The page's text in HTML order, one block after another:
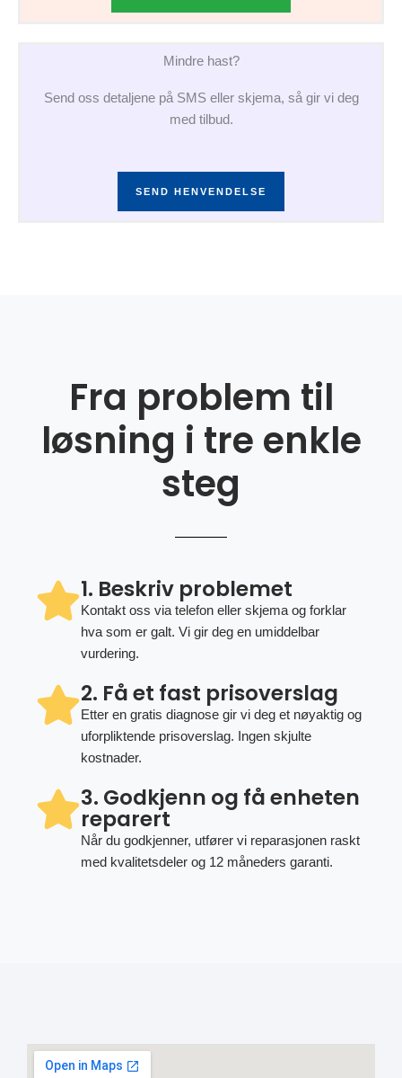
Mindre hast?
Send oss detaljene på SMS eller skjema, så gir vi deg
med tilbud.
SEND HENVENDELSE
Fra problem til
løsning i tre enkle
steg
1. Beskriv problemet
Kontakt oss via telefon eller skjema og forklar
hva som er galt. Vi gir deg en umiddelbar
vurdering.
2. Få et fast prisoverslag
Etter en gratis diagnose gir vi deg et nøyaktig og
uforpliktende prisoverslag. Ingen skjulte
kostnader.
3. Godkjenn og få enheten
reparert
Når du godkjenner, utfører vi reparasjonen raskt
med kvalitetsdeler og 12 måneders garanti.